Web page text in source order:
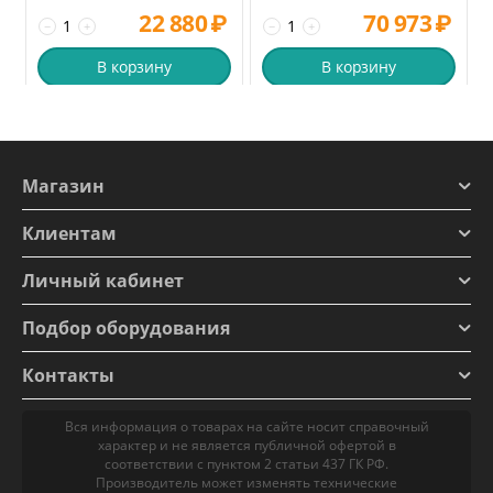
+
− 22 880₽
В корзину
+
− 70 973₽
В корзину
Магазин
Клиентам
Личный кабинет
Подбор оборудования
Контакты
Вся информация о товарах на сайте носит справочный
характер и не является публичной офертой в
соответствии с пунктом 2 статьи 437 ГК РФ.
Производитель может изменять технические